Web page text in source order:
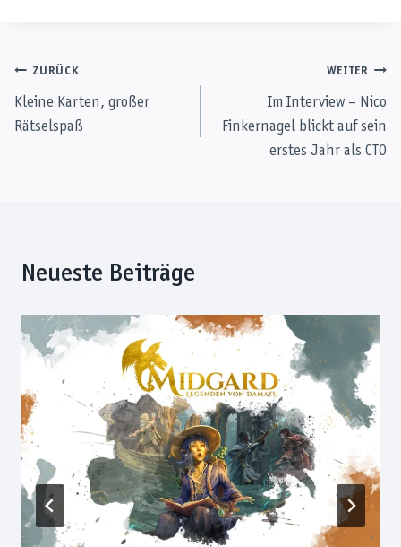
Beitragsnavigation
ZURÜCK
Kleine Karten, großer
Rätselspaß
WEITER
Im Interview – Nico
Finkernagel blickt auf sein
erstes Jahr als CTO
Neueste Beiträge